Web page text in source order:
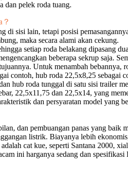
dan pelek roda tuang.
？
di sisi lain, tetapi posisi
maka secara alami akan cekung.
setiap roda belakang dipasang
beberapa sekrup saja.
Untuk menambah
contoh, hub roda 22,5x8,25
hub roda tunggal di satu sisi trailer
22,5x11,75 dan 22,5x14, yang
dan persyaratan model yang
dan pembuangan panas yang baik
listrik. Biayanya lebih
cat kue, seperti Santana 2000,
ini harganya sedang dan spesifikasi